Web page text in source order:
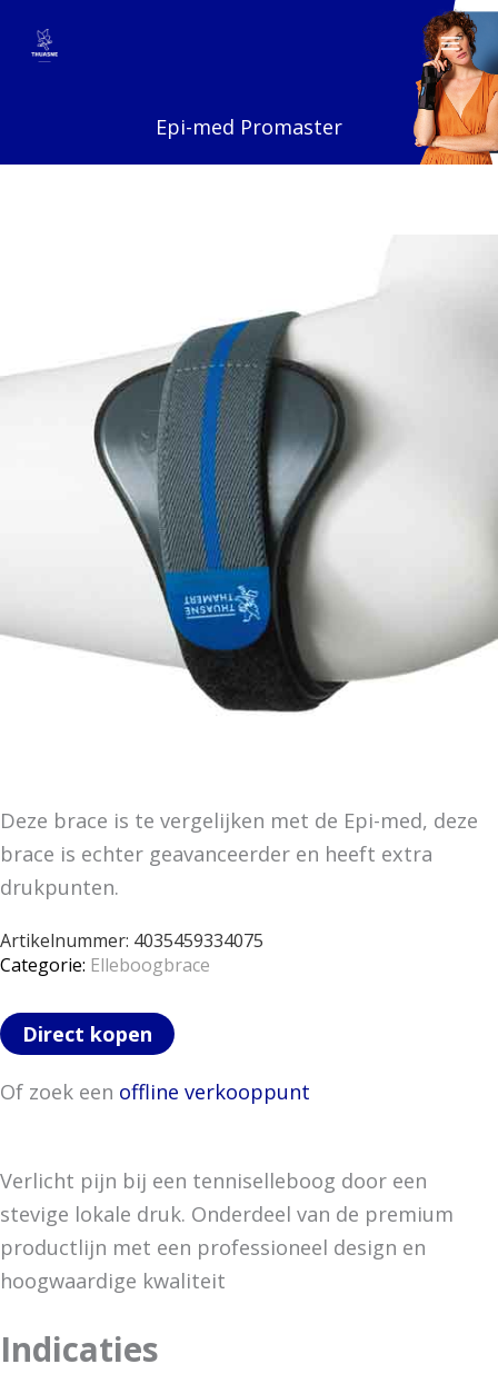
naar
Epi-med Promaster
Deze brace is te vergelijken met de Epi-med, deze
brace is echter geavanceerder en heeft extra
drukpunten.
Artikelnummer: 4035459334075
Categorie: Elleboogbrace
Direct kopen
Of zoek een offline verkooppunt
Verlicht pijn bij een tenniselleboog door een
stevige lokale druk. Onderdeel van de premium
productlijn met een professioneel design en
hoogwaardige kwaliteit
Indicaties